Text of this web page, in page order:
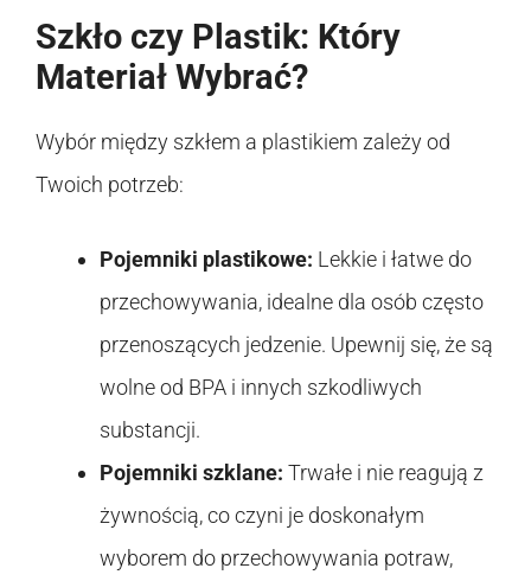
Szkło czy Plastik: Który
Materiał Wybrać?
Wybór między szkłem a plastikiem zależy od
Twoich potrzeb:
Pojemniki plastikowe: Lekkie i łatwe do
przechowywania, idealne dla osób często
przenoszących jedzenie. Upewnij się, że są
wolne od BPA i innych szkodliwych
substancji.
Pojemniki szklane: Trwałe i nie reagują z
żywnością, co czyni je doskonałym
wyborem do przechowywania potraw,